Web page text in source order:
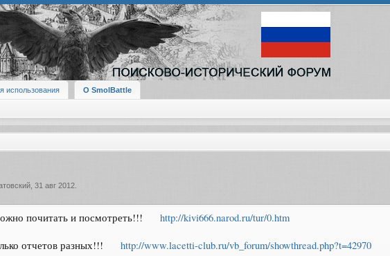
использования О SmolBattle
31 авг 2012
почитать и посмотреть!!! http://kivi666.narod.ru/tur/0.htm
отчетов разных!!! http://www.lacetti-club.ru/vb_forum/showthread.php?t=42970